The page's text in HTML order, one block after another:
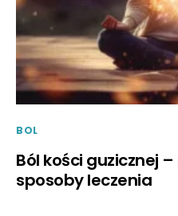
BOL
Ból kości guzicznej
sposoby leczenia